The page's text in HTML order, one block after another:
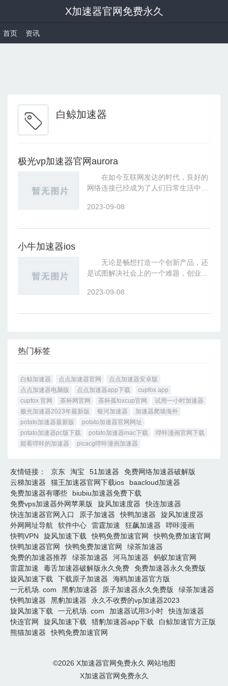
X加速器官网免费永久
首页 资讯
白鲸加速器
极光vp加速器官网aurora
在如今互联网发达的时代，良好的
网络连接已经成为了人们日常生活中不
2023-09-08
小牛加速器ios
无论是畅想打造一个创新产品，还
是试图解决社会上的一个难题，创业路
2023-09-08
热门标签
白鲸加速器 点点加速器官网
点点加速器安卓版
点点加速器电脑版
点点加速器app下载
cupfox app
cupfox 官网
茶杯网官网 茶杯孤foxcup官网
试用一小时加速器
极光加速器2023年最新版
银河加速器
加速器爬墙海外
potato加速器最新版
potato加速器官网网址
potato加速器pc版下载
potato加速器mac下载
哔咔漫画官网下载
能看哔咔的加速器
picacg哔咔漫画加速器
友情链接： 京东 淘宝 51加速器
免费网络加速器破解版
云梯加速器
猫王加速器官网下载ios
baacloud加速器
免费加速器有哪些
biubiu加速器免费下载
免费vps加速器外网苹果版
旋风加速度器
快连加速器
快连加速器官网入口
原子加速器 快鸭加速器
旋风加速度器
外网网址导航
软件中心 雷霆加速 狂飙加速器
哔咔漫画
快鸭VPN
旋风加速下载 快鸭免费加速官网
快鸭免费加速官网
快鸭加速器官网
快鸭免费加速官网
绿茶加速器
免费的加速器推荐
绿茶加速器 河马加速器
蚂蚁加速官网
雷霆加速
毒舌加速器破解版永久免费
免费加速器永久免费版
旋风加速下载
下载原子加速器
海鸥加速器官方版
一元机场. com
黑豹加速器 原子加速器永久免费版
绿茶加速器
快鸭加速器
黑豹加速器
永久不收费的vp加速器2023
旋风加速下载
一元机场. com 加速器试用3小时
快连加速器
快连官网
旋风加速下载 猎豹加速器app下载
白鲸加速官方正版
熊猫加速器
快鸭免费加速官网
©2026 X加速器官网免费永久 网站地图
X加速器官网免费永久